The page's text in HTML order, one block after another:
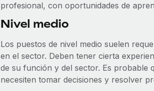
profesional, con oportunidades de
Nivel medio
Los puestos de nivel medio suelen
en el sector. Deben tener cierta
de su función y del sector. Es probable
necesiten tomar decisiones y resolver